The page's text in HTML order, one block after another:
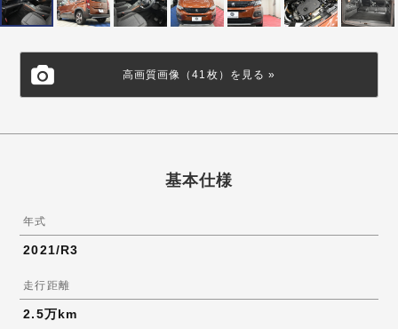
高画質画像（41枚）を見る »
基本仕様
年式
2021/R3
走行距離
2.5万km